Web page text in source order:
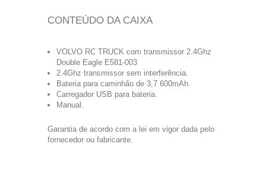
CONTEÚDO DA CAIXA
VOLVO RC TRUCK com transmissor 2.4Ghz
Double Eagle E581-003
2.4Ghz transmissor sem interferência.
Bateria para caminhão de 3,7 600mAh.
Carregador USB para bateria.
Manual.
Garantia de acordo com a lei em vigor dada pelo
fornecedor ou fabricante.